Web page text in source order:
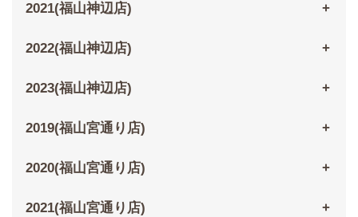
2021(福山神辺店)
2022(福山神辺店)
2023(福山神辺店)
2019(福山宮通り店)
2020(福山宮通り店)
2021(福山宮通り店)